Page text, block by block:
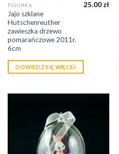
FIGURKA
Jajo szklane
Hutschenreuther
zawieszka drzewo
pomarańczowe 2011r.
6cm
25.00zł
DOWIEDZ SIĘ WIĘCEJ